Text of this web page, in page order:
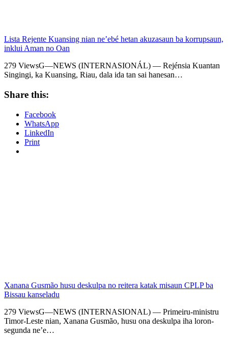
Lista Rejente Kuansing nian ne’ebé hetan akuzasaun ba korrupsaun,
inklui Aman no Oan
279 ViewsG—NEWS (INTERNASIONÁL) — Rejénsia Kuantan
Singingi, ka Kuansing, Riau, dala ida tan sai hanesan…
Share this:
Facebook
WhatsApp
LinkedIn
Print
Xanana Gusmão husu deskulpa no reitera katak misaun CPLP ba
Bissau kanseladu
279 ViewsG—NEWS (INTERNASIONAL) — Primeiru-ministru
Timor-Leste nian, Xanana Gusmão, husu ona deskulpa iha loron-
segunda ne’e…